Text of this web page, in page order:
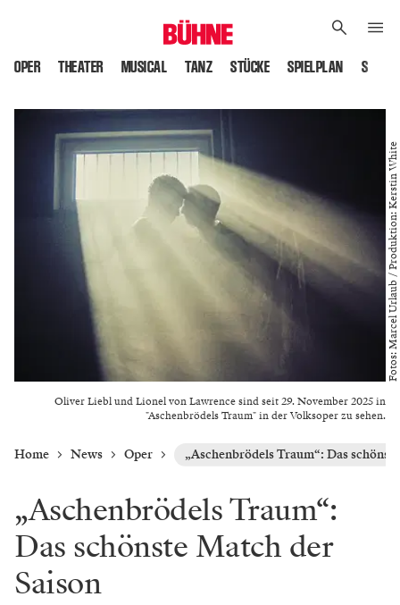
OPER THEATER MUSICAL TANZ STÜCKE SPIELPLAN
Oliver Liebl und Lionel von Lawrence sind seit 29. November 2025 in
"Aschenbrödels Traum" in der Volksoper zu sehen.
Fotos: Marcel Urlaub / Produktion: Kerstin White
Home News Oper „Aschenbrödels Traum“: Das
„Aschenbrödels Traum“:
Das schönste Match der
Saison